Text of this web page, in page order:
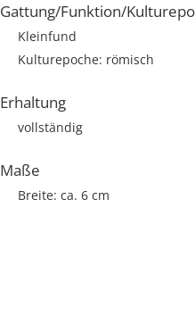
Gattung/Funktion/
Kleinfund
Kulturepoche: römisch
Erhaltung
vollständig
Maße
Breite: ca. 6 cm